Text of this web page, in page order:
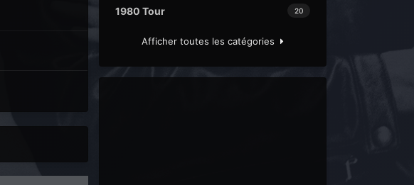
20
1980 Tour
Afficher toutes les catégories